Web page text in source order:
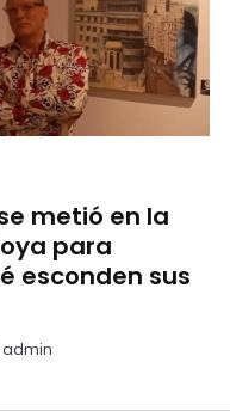
metió en la
para
esconden sus
admin